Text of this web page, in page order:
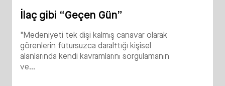
İlaç gibi “Geçen Gün”
"Medeniyeti tek dişi kalmış canavar olarak
görenlerin fütursuzca daralttığı kişisel
alanlarında kendi kavramlarını sorgulamanın
ve...